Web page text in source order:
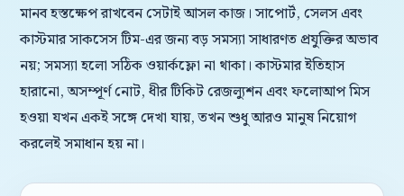
মানব হস্তক্ষেপ রাখবেন সেটাই আসল কাজ। সাপোর্ট, সেলস এবং
কাস্টমার সাকসেস টিম-এর জন্য বড় সমস্যা সাধারণত প্রযুক্তির অভাব
নয়; সমস্যা হলো সঠিক ওয়ার্কফ্লো না থাকা। কাস্টমার ইতিহাস
হারানো, অসম্পূর্ণ নোট, ধীর টিকিট রেজল্যুশন এবং ফলোআপ মিস
হওয়া যখন একই সঙ্গে দেখা যায়, তখন শুধু আরও মানুষ নিয়োগ
করলেই সমাধান হয় না।